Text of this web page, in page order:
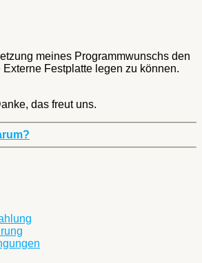
meines Programmwunschs den
Festplatte legen zu können.
das freut uns.